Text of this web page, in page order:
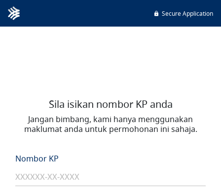
Secure Application
Sila isikan nombor KP anda
Jangan bimbang, kami hanya menggunakan
maklumat anda untuk permohonan ini sahaja.
Nombor KP